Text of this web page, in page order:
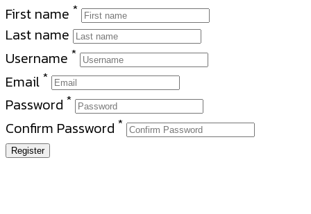
First name *
Last name
Username *
Email *
Password *
Confirm Password *
Register